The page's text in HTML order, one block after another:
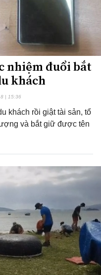
nhiệm đuổi bắt
khách
| 15:36
khách rồi giật tài sản, tổ
và bắt giữ được tên